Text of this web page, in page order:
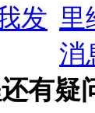
有疑